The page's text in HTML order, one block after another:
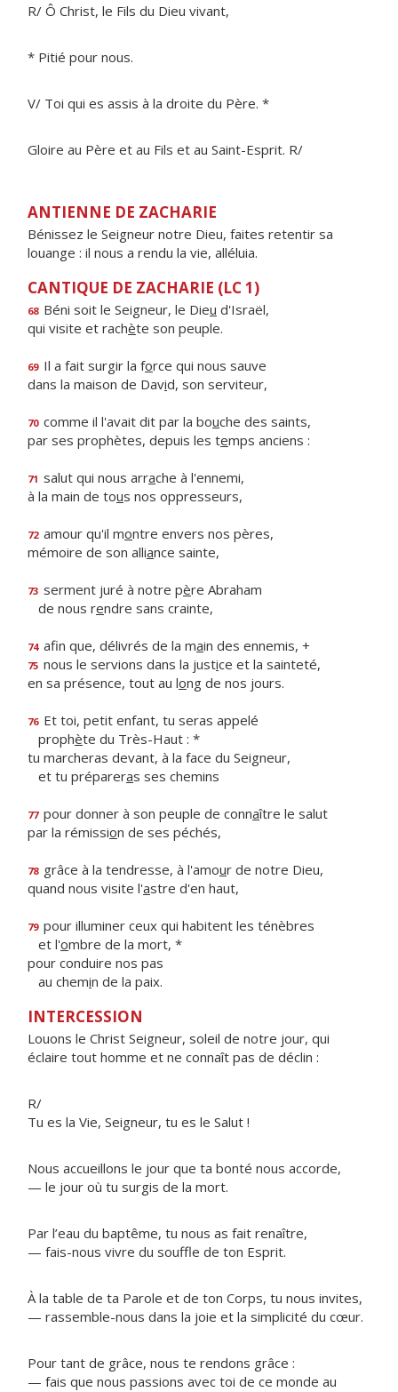
R/ Ô Christ, le Fils du Dieu vivant,
* Pitié pour nous.
V/ Toi qui es assis à la droite du Père. *
Gloire au Père et au Fils et au Saint-Esprit. R/
ANTIENNE DE ZACHARIE
Bénissez le Seigneur notre Dieu, faites retentir sa
louange : il nous a rendu la vie, alléluia.
CANTIQUE DE ZACHARIE (LC 1)
68 Béni soit le Seigneur, le Dieu d'Israël,
qui visite et rachète son peuple.
69 Il a fait surgir la force qui nous sauve
dans la maison de David, son serviteur,
70 comme il l'avait dit par la bouche des saints,
par ses prophètes, depuis les temps anciens :
71 salut qui nous arrache à l'ennemi,
à la main de tous nos oppresseurs,
72 amour qu'il montre envers nos pères,
mémoire de son alliance sainte,
73 serment juré à notre père Abraham
de nous rendre sans crainte,
74 afin que, délivrés de la main des ennemis, +
75 nous le servions dans la justice et la sainteté,
en sa présence, tout au long de nos jours.
76 Et toi, petit enfant, tu seras appelé
prophète du Très-Haut : *
tu marcheras devant, à la face du Seigneur,
et tu prépareras ses chemins
77 pour donner à son peuple de connaître le salut
par la rémission de ses péchés,
78 grâce à la tendresse, à l'amour de notre Dieu,
quand nous visite l'astre d'en haut,
79 pour illuminer ceux qui habitent les ténèbres
et l'ombre de la mort, *
pour conduire nos pas
au chemin de la paix.
INTERCESSION
Louons le Christ Seigneur, soleil de notre jour, qui
éclaire tout homme et ne connaît pas de déclin :
R/
Tu es la Vie, Seigneur, tu es le Salut !
Nous accueillons le jour que ta bonté nous accorde,
— le jour où tu surgis de la mort.
Par l’eau du baptême, tu nous as fait renaître,
— fais-nous vivre du souffle de ton Esprit.
À la table de ta Parole et de ton Corps, tu nous invites,
— rassemble-nous dans la joie et la simplicité du cœur.
Pour tant de grâce, nous te rendons grâce :
— fais que nous passions avec toi de ce monde au